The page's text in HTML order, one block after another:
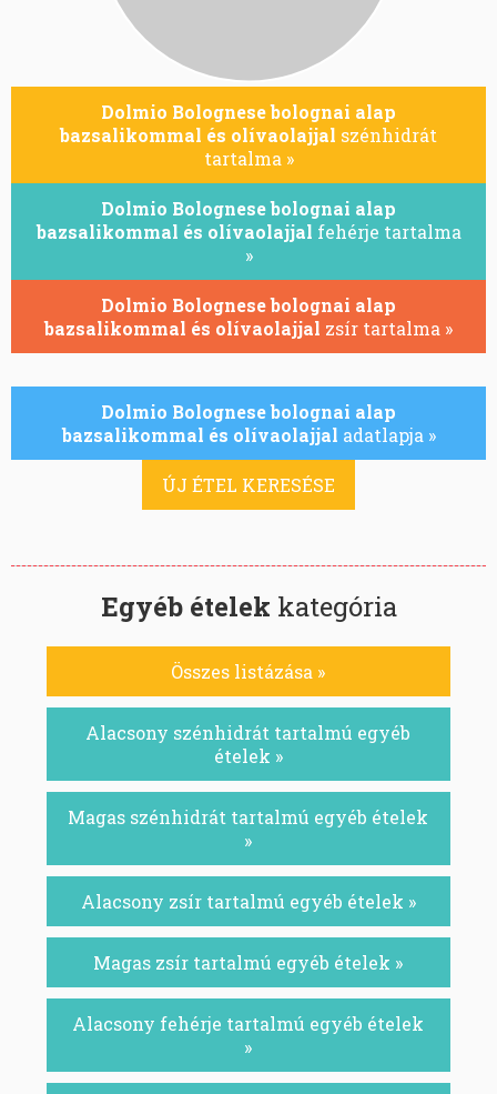
Dolmio Bolognese bolognai alap
bazsalikommal és olívaolajjal szénhidrát
tartalma »
Dolmio Bolognese bolognai alap
bazsalikommal és olívaolajjal fehérje tartalma
»
Dolmio Bolognese bolognai alap
bazsalikommal és olívaolajjal zsír tartalma »
Dolmio Bolognese bolognai alap
bazsalikommal és olívaolajjal adatlapja »
ÚJ ÉTEL KERESÉSE
Egyéb ételek kategória
Összes listázása »
Alacsony szénhidrát tartalmú egyéb
ételek »
Magas szénhidrát tartalmú egyéb ételek
»
Alacsony zsír tartalmú egyéb ételek »
Magas zsír tartalmú egyéb ételek »
Alacsony fehérje tartalmú egyéb ételek
»